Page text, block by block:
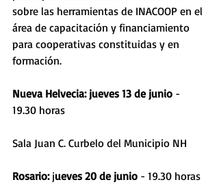
sobre las herramientas de INACOOP en el
área de capacitación y financiamiento
para cooperativas constituidas y en
formación.
Nueva Helvecia: jueves 13 de junio -
19.30 horas
Sala Juan C. Curbelo del Municipio NH
Rosario: jueves 20 de junio - 19.30 horas